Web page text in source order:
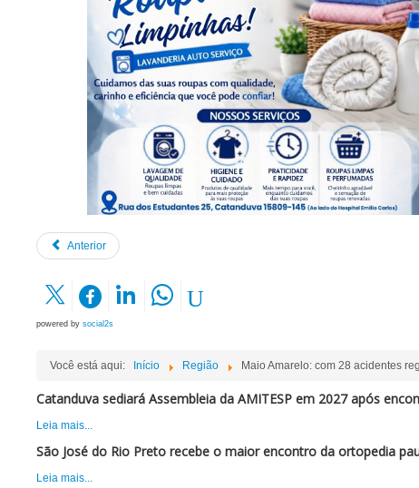
Anterior
powered by social2s
Você está aqui: Início Região Maio Amarelo: com 28 acidentes
Catanduva sediará Assembleia da AMITESP em 2027 após
Leia mais...
São José do Rio Preto recebe o maior encontro da ortopedia
Leia mais...